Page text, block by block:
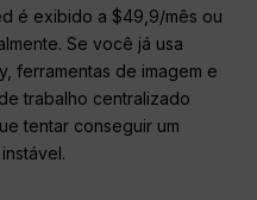
é exibido a $49,9/mês ou
Se você já usa
ferramentas de imagem e
trabalho centralizado
tentar conseguir um